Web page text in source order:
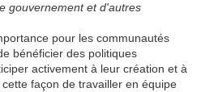
gouvernement et d'autres
pour les communautés
bénéficier des politiques
activement à leur création et à
façon de travailler en équipe